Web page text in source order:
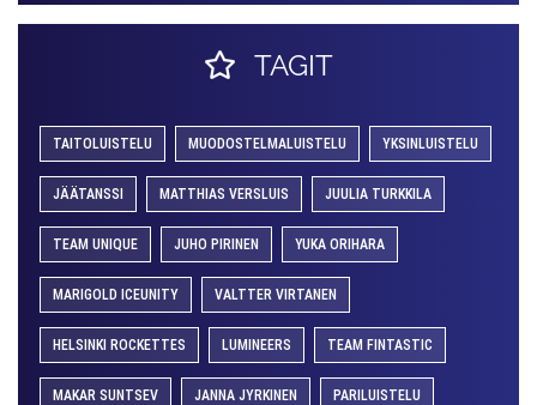
TAGIT
TAITOLUISTELU MUODOSTELMALUISTELU YKSINLUISTELU
JÄÄTANSSI MATTHIAS VERSLUIS JUULIA TURKKILA
TEAM UNIQUE JUHO PIRINEN YUKA ORIHARA
MARIGOLD ICEUNITY VALTTER VIRTANEN
HELSINKI ROCKETTES LUMINEERS TEAM FINTASTIC
MAKAR SUNTSEV JANNA JYRKINEN PARILUISTELU